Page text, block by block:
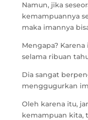
Namun, jika
kemampuannya
maka imannya
Mengapa?
selama ribuan
Dia sangat
menggugurkan
Oleh karena itu,
kemampuan kita,